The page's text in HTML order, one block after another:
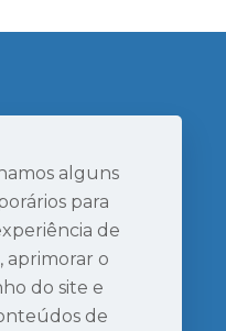
2060, Sala 05
Bento do Sul | SC
alguns
para
de
aprimorar o
do site e
de